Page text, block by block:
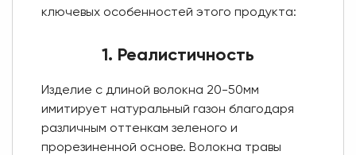
ключевых особенностей этого продукта:
1. Реалистичность
Изделие с длиной волокна 20-50мм
имитирует натуральный газон благодаря
различным оттенкам зеленого и
прорезиненной основе. Волокна травы